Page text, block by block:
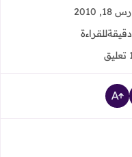
18, 2010
للقراءة